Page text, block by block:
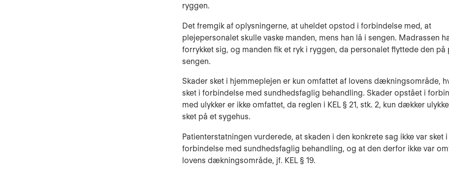
ryggen.
Det fremgik af oplysningerne, at uheldet opstod i forbindelse med, at
plejepersonalet skulle vaske manden, mens han lå i sengen. Madrassen
forrykket sig, og manden fik et ryk i ryggen, da personalet flyttede den på
sengen.
Skader sket i hjemmeplejen er kun omfattet af lovens dækningsområde,
sket i forbindelse med sundhedsfaglig behandling. Skader opstået i
med ulykker er ikke omfattet, da reglen i KEL § 21, stk. 2, kun dækker
sket på et sygehus.
Patienterstatningen vurderede, at skaden i den konkrete sag ikke var sket i
forbindelse med sundhedsfaglig behandling, og at den derfor ikke var
lovens dækningsområde, jf. KEL § 19.